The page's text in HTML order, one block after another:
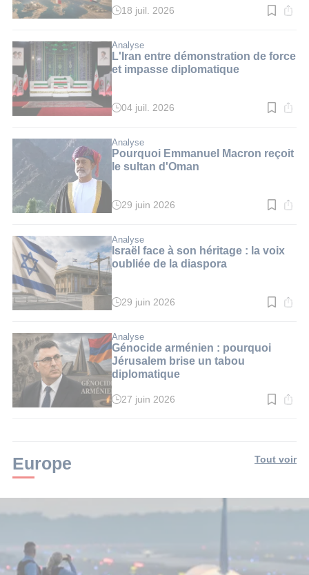
Temps
:
3
min.
18 juil. 2026
Analyse
L'Iran entre démonstration de force
et impasse diplomatique
Temps
:
3
min.
04 juil. 2026
Analyse
Pourquoi Emmanuel Macron reçoit
le sultan d'Oman
Temps
:
5
min.
29 juin 2026
Analyse
Israël face à son héritage : la voix
oubliée de la diaspora
Temps
:
7
min.
29 juin 2026
Analyse
Génocide arménien : pourquoi
Jérusalem brise un tabou
diplomatique
Temps
27 juin 2026
Europe Tout voir